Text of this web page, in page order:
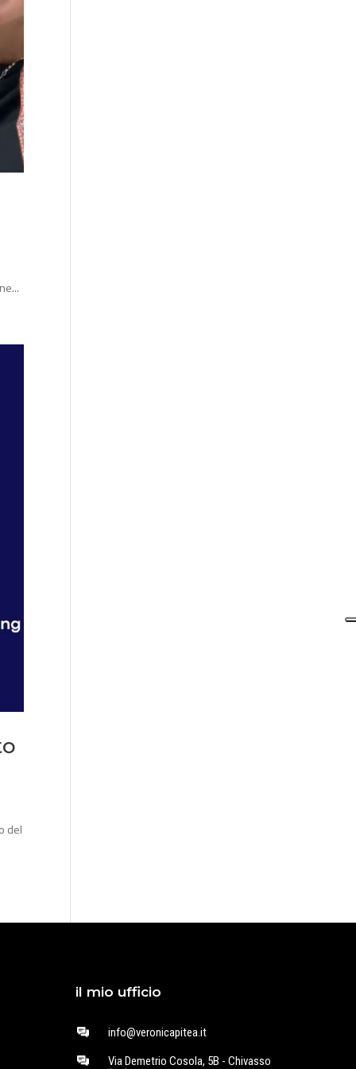
del
il mio ufficio
info@veronicapitea.it
Via Demetrio Cosola, 5B - Chivasso